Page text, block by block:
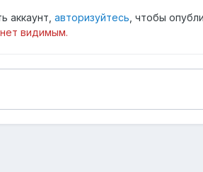
аккаунт, авторизуйтесь , чтобы
видимым.